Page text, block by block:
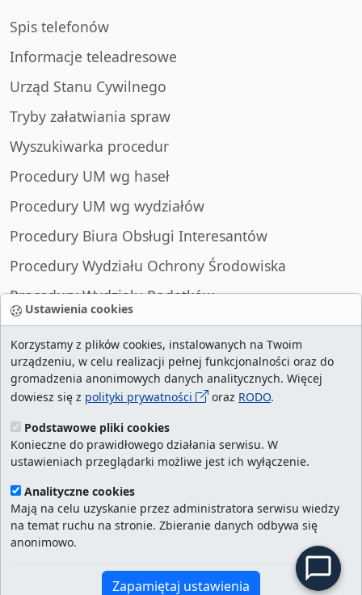
Ustawienia cookies
Korzystamy z plików cookies, instalowanych na Twoim
urządzeniu, w celu realizacji pełnej funkcjonalności oraz do
gromadzenia anonimowych danych analitycznych. Więcej
dowiesz się z polityki prywatności oraz RODO.
Podstawowe pliki cookies
Konieczne do prawidłowego działania serwisu. W
ustawieniach przeglądarki możliwe jest ich wyłączenie.
Analityczne cookies
Mają na celu uzyskanie przez administratora serwisu wiedzy
na temat ruchu na stronie. Zbieranie danych odbywa się
anonimowo.
Zapamiętaj ustawienia
Spis telefonów
Informacje teleadresowe
Urząd Stanu Cywilnego
Tryby załatwiania spraw
Wyszukiwarka procedur
Procedury UM wg haseł
Procedury UM wg wydziałów
Procedury Biura Obsługi Interesantów
Procedury Wydziału Ochrony Środowiska
Procedury Wydziału Podatków
Procedury Wydziału Spraw Obywatelskich
liczba wizyt:29005527/ aktualna strona:
najczęściej odwiedzane strony
cookies
Urząd Miasta Szczecin. Portal eurzad.szczecin.pl
jest integralną częścią Biuletynu Informacji
Publicznej Urzędu Miasta Szczecin.
Kontakt:
ekancelaria@um.szczecin.pl